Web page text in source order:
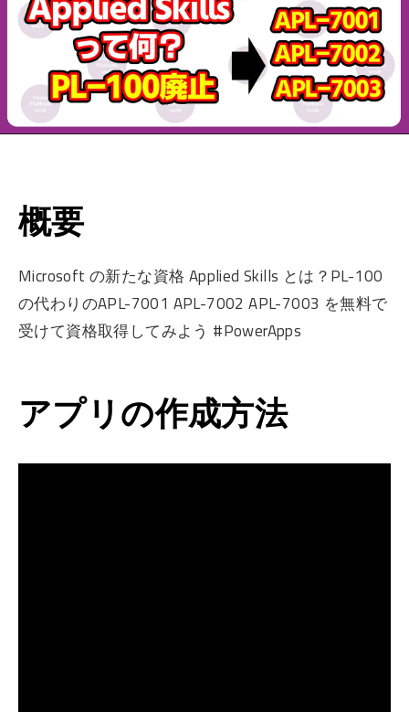
概要
Microsoft の新たな資格 Applied Skills とは？PL-100
の代わりのAPL-7001 APL-7002 APL-7003 を無料で
受けて資格取得してみよう #PowerApps
アプリの作成方法